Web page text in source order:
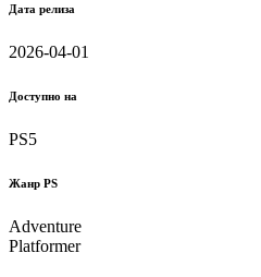
Дата релиза
2026-04-01
Доступно на
PS5
Жанр PS
Adventure
Platformer